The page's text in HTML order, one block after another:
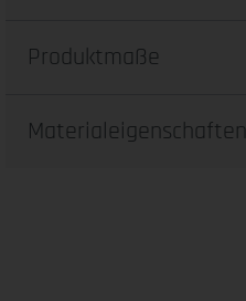
Produktmaße
Materialeigenschaften